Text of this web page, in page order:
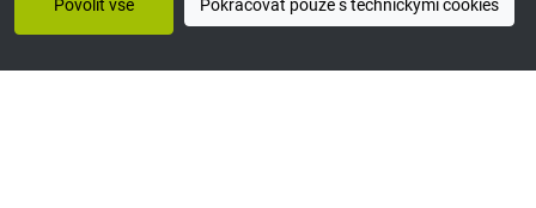
Povolit vše Pokračovat pouze s technickými cookies